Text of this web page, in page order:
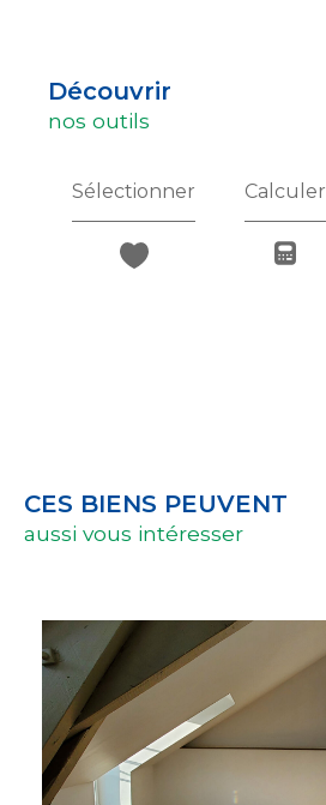
découvrir
nos outils
Sélectionner Calculer
CES BIENS PEUVENT
aussi vous intéresser